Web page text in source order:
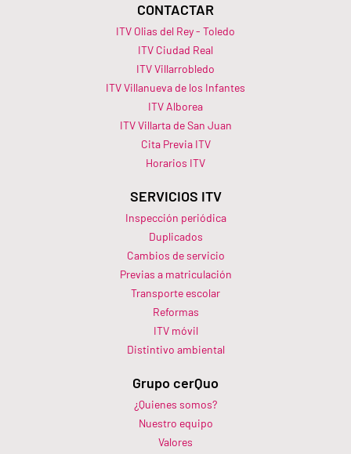
CONTACTAR
ITV Olias del Rey - Toledo
ITV Ciudad Real
ITV Villarrobledo
ITV Villanueva de los Infantes
ITV Alborea
ITV Villarta de San Juan
Cita Previa ITV
Horarios ITV​
SERVICIOS ITV
Inspección periódica
Duplicados
Cambios de servicio
Previas a matriculación
Transporte escolar
Reformas
ITV móvil
Distintivo ambiental
Grupo cerQuo
¿Quienes somos?
Nuestro equipo
Valores